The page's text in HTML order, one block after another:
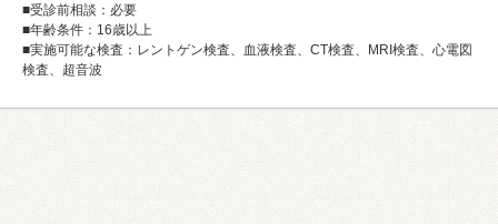
■受診前相談：必要
■年齢条件：16歳以上
■実施可能な検査：レントゲン検査、血液検査、CT検査、MRI検査、心電図
検査、超音波